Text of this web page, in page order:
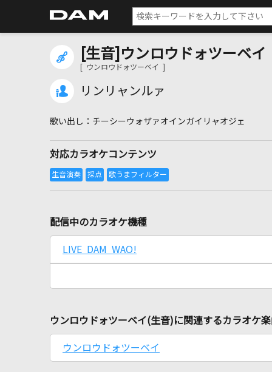
[生音]ウンロウドォツーベイ
[ ウンロウドォツーベイ ]
リンリャンルァ
チーシーウォザァオインガイリャオジェ
対応カラオケコンテンツ
配信中のカラオケ機種
LIVE DAM WAO!
ウンロウドォツーベイ(生音)に関連するカラオケ
ウンロウドォツーベイ